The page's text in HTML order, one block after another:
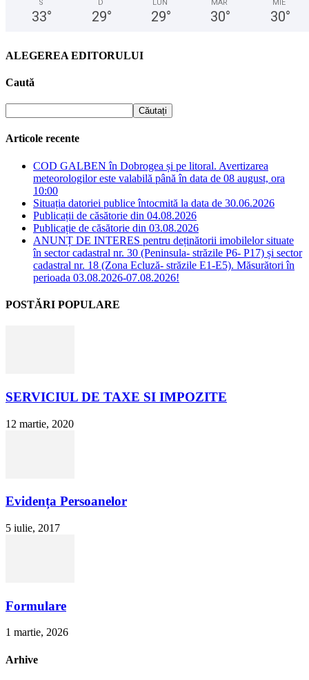
S
33°
D
29°
LUN
29°
MAR
30°
MIE
30°
ALEGEREA EDITORULUI
Caută
Articole recente
COD GALBEN în Dobrogea și pe litoral. Avertizarea
meteorologilor este valabilă până în data de 08 august, ora
10:00
Situația datoriei publice întocmită la data de 30.06.2026
Publicații de căsătorie din 04.08.2026
Publicație de căsătorie din 03.08.2026
ANUNȚ DE INTERES pentru deținătorii imobilelor situate
în sector cadastral nr. 30 (Peninsula- străzile P6- P17) și sector
cadastral nr. 18 (Zona Ecluză- străzile E1-E5). Măsurători în
perioada 03.08.2026-07.08.2026!
POSTĂRI POPULARE
SERVICIUL DE TAXE SI IMPOZITE
12 martie, 2020
Evidența Persoanelor
5 iulie, 2017
Formulare
1 martie, 2026
Arhive